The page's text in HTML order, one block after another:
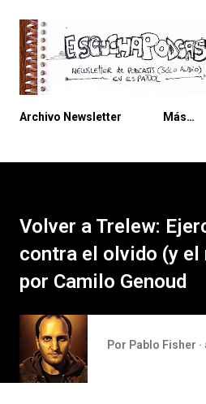
Archivo Newsletter Más…
Volver a Trelew:
contra el olvido (y
por Camilo Genoud
Por Pablo Fisher